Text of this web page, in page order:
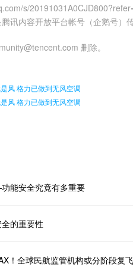
s/
讯内容开放平台帐号（企鹅号）
删除。
风 格力已做到无风空调
风 格力已做到无风空调
能安全究竟有多重要
的重要性
！全球民航监管机构或分阶段复飞